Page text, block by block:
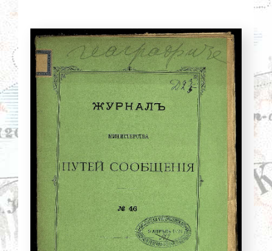
О нас
Контакты
Партнеры